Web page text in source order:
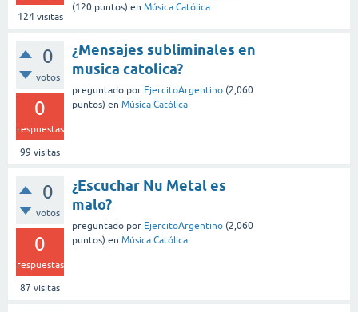
124visitas
(120 puntos) en Música Católica
0
votos
0
respuestas
99 visitas
¿Mensajes subliminales en
musica catolica?
preguntado por EjercitoArgentino (2,060
puntos) en Música Católica
0
votos
0
respuestas
87 visitas
¿Escuchar Nu Metal es
malo?
preguntado por EjercitoArgentino (2,060
puntos) en Música Católica